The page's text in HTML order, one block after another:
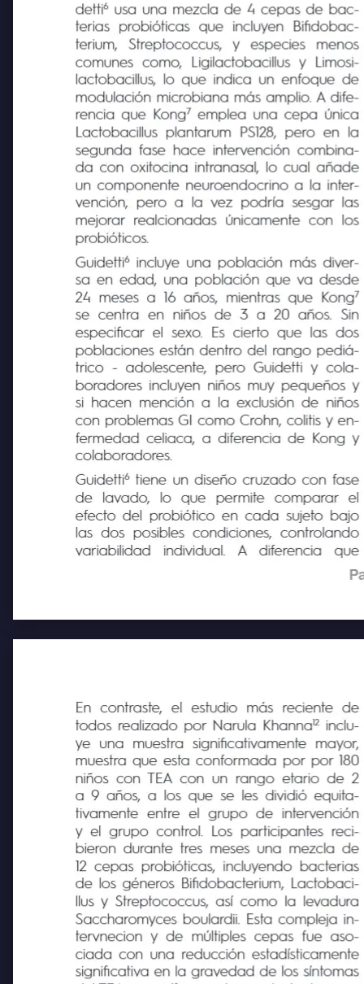
Por otro lado, el estudio realizado por Gui-
detti
usa una mezcla de 4 cepas de bac-
terias probióticas que incluyen Bifidobac-
terium, Streptococcus, y especies menos
comunes como,
Ligilactobacillus y Limosi-
lactobacillus, lo que indica un enfoque de
modulación microbiana más amplio. A dife-
rencia que Kong
7
emplea una cepa única
Lactobacillus plantarum PS128, pero en la
segunda fase hace intervención combina-
da con oxitocina intranasal, lo cual añade
un componente neuroendocrino a la inter-
vención, pero a la vez podría sesgar las
mejorar realcionadas
probióticos.
Guidetti
6
incluye una población más diver-
sa en edad, una población que va desde
24 meses a 16 años, mientras que Kong
7
se centra en niños de 3 a 20 años.
Sin
especificar el sexo. Es cierto que las dos
poblaciones están dentro del rango pediá-
trico - adolescente, pero Guidetti y cola-
boradores incluyen niños muy pequeños y
si hacen mención a la exclusión de niños
con problemas GI como Crohn, colitis y en-
fermedad celiaca, a diferencia de Kong y
Guidetti
6
tiene un diseño cruzado con fase
de
lavado, lo que permite comparar
el
efecto del probiótico en cada sujeto bajo
las dos posibles condiciones, controlando
que
En contraste, el estudio más reciente de
todos realizado por Narula Khanna
12
inclu-
ye una muestra significativamente mayor,
muestra que esta conformada por por 180
niños con TEA con un rango etario de 2
a 9 años, a los que se les dividió equita-
tivamente entre el grupo de
intervención
y el grupo control. Los participantes reci-
bieron durante tres meses una mezcla de
12 cepas probióticas, incluyendo bacterias
de los géneros Bifidobacterium, Lactobaci-
llus y Streptococcus, así como la levadura
Saccharomyces boulardii. Esta compleja in-
tervnecion y de múltiples cepas fue aso-
ciada con una reducción estadísticamente